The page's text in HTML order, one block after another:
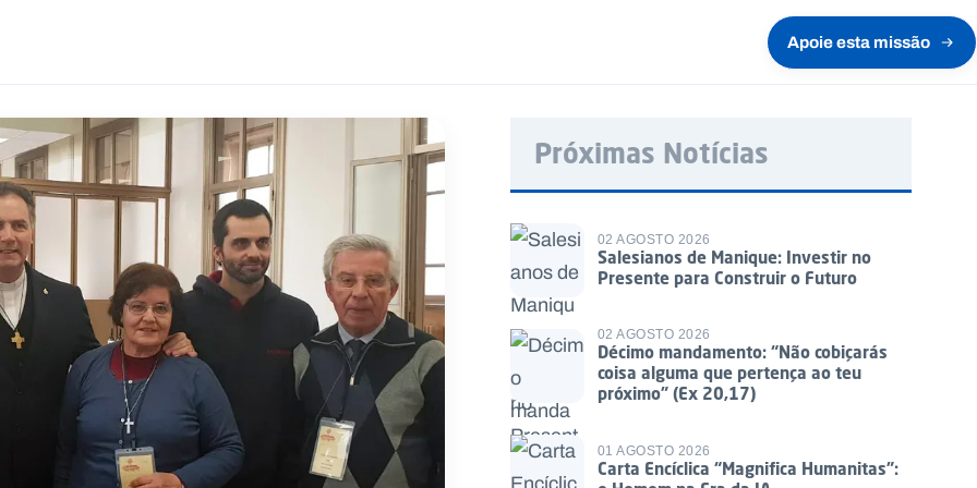
Apoie esta missão
Próximas Notícias
02 AGOSTO 2026
Salesianos de Manique: Investir no
Presente para Construir o Futuro
02 AGOSTO 2026
Décimo mandamento: “Não cobiçarás
coisa alguma que pertença ao teu
próximo” (Ex 20,17)
01 AGOSTO 2026
Carta Encíclica “Magnifica Humanitas”: